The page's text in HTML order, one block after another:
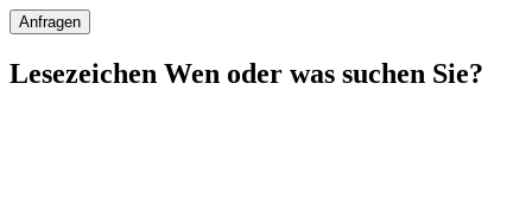
Anfragen
Lesezeichen Wen oder was suchen Sie?